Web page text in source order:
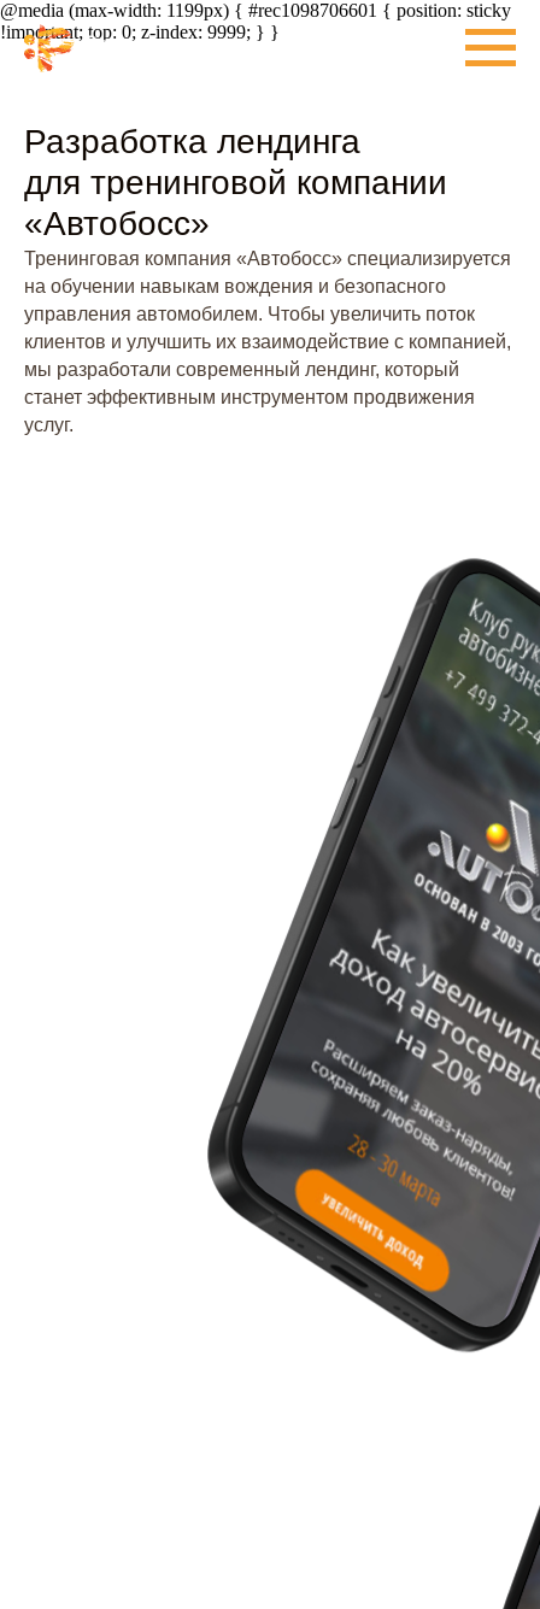
@media (max-width: 1199px) { #rec1098706601 { position: sticky
!important; top: 0; z-index: 9999; } }
Разработка лендинга
для тренинговой компании
«Автобосс»
Тренинговая компания «Автобосс» специализируется
на обучении навыкам вождения и безопасного
управления автомобилем. Чтобы увеличить поток
клиентов и улучшить их взаимодействие с компанией,
мы разработали современный лендинг, который
станет эффективным инструментом продвижения
услуг.